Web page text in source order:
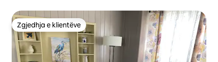
Zgjedhja e klientëve
Zgjedhja e klientëve